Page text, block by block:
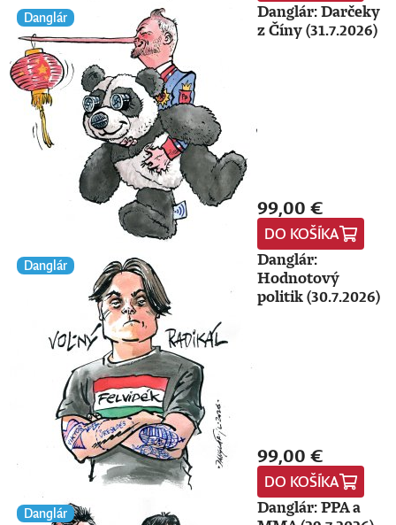
Danglár
Danglár: Darčeky
z Číny (31.7.2026)
99,00 €
DO KOŠÍKA
Danglár
Danglár:
Hodnotový
politik (30.7.2026)
99,00 €
DO KOŠÍKA
Danglár
Danglár: PPA a